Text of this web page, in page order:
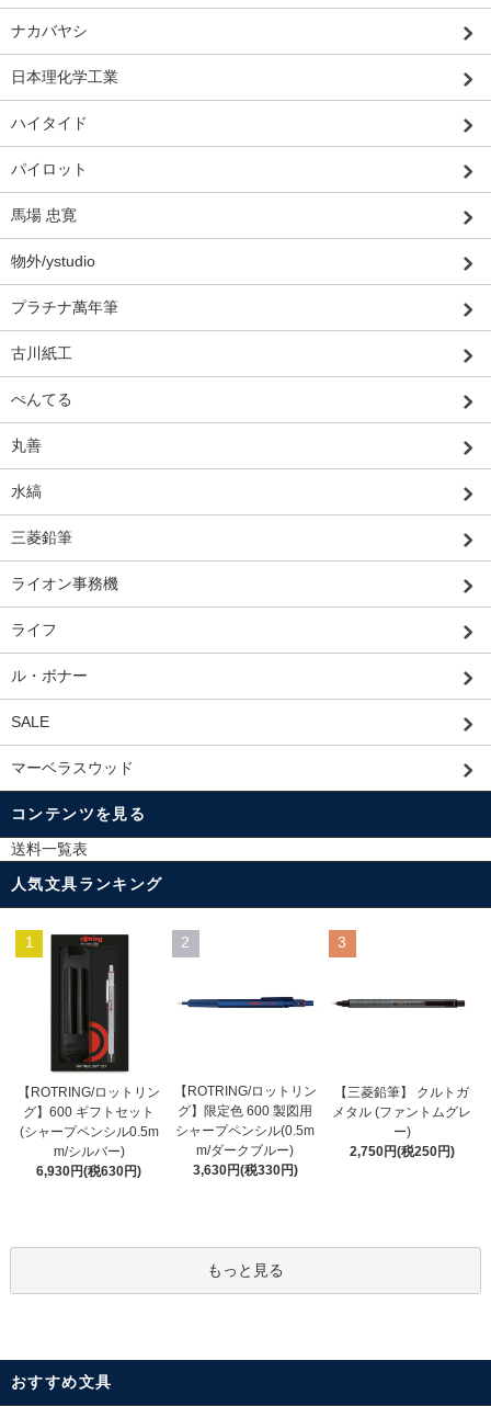
ナカバヤシ
日本理化学工業
ハイタイド
パイロット
馬場 忠寛
物外/ystudio
プラチナ萬年筆
古川紙工
ぺんてる
丸善
水縞
三菱鉛筆
ライオン事務機
ライフ
ル・ボナー
SALE
マーベラスウッド
コンテンツを見る
送料一覧表
人気文具ランキング
1
【ROTRING/ロットリン
グ】600 ギフトセット
(シャープペンシル0.5m
m/シルバー)
6,930円(税630円)
2
【ROTRING/ロットリン
グ】限定色 600 製図用
シャープペンシル(0.5m
m/ダークブルー)
3,630円(税330円)
3
【三菱鉛筆】 クルトガ
メタル (ファントムグレ
ー)
2,750円(税250円)
もっと見る
おすすめ文具